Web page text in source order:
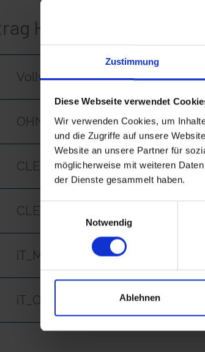
Zustimmung
Diese Webseite verwendet
Wir verwenden Cookies, um
und die Zugriffe auf unsere
Website an unsere Partner für
möglicherweise mit weiteren
der Dienste gesammelt haben.
Notwendig
Ablehnen
Herunterladen
Vollversion
OHNE Dolmetscherin_Gehörlos
CLEAN_MIT
CLEAN_OHNE
iT_MIT Dolmetscherin_Gehörlos
iT_OHNE